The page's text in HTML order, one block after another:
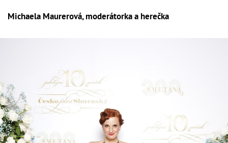
Michaela Maurerová, moderátorka a herečka